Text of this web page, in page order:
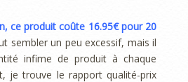
ce produit coûte 16.95€ pour 20
sembler un peu excessif, mais il
infime de produit à chaque
je trouve le rapport qualité-prix